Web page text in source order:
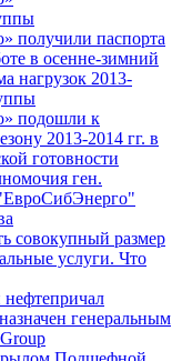
получили паспорта
в осенне-зимний
нагрузок 2013-
подошли к
2013-2014 гг. в
готовности
ген.
совокупный размер
услуги. Что
генеральным